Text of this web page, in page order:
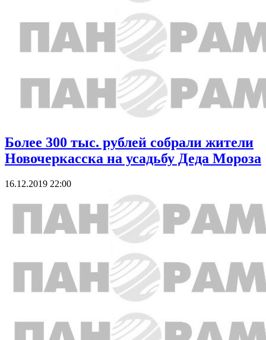
Более 300 тыс. рублей собрали жители
Новочеркасска на усадьбу Деда Мороза
16.12.2019 22:00